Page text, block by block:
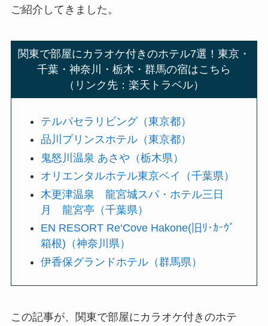
ご紹介してきました。
関東で部屋にカラオケ付きのホテル7選！東京・
千葉・神奈川・栃木・群馬の宿はこちら
（リンク先：楽天トラベル）
テルパセラリビング（東京都）
品川プリンスホテル（東京都）
鬼怒川温泉 あさや（栃木県）
オリエンタルホテル東京ベイ（千葉県）
木更津温泉 龍宮城スパ・ホテル三日
月 龍宮亭（千葉県）
EN RESORT Re‘Cove Hakone(旧ﾘ･ｶｰｳﾞ
箱根)（神奈川県）
伊香保グランドホテル（群馬県）
この記事が、関東で部屋にカラオケ付きのホテ